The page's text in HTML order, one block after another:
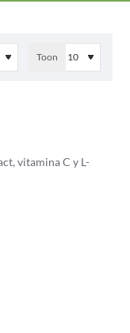
Toon
vitamina C y L-